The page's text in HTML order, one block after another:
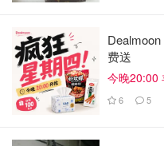
费送
今晚20:00
6 5